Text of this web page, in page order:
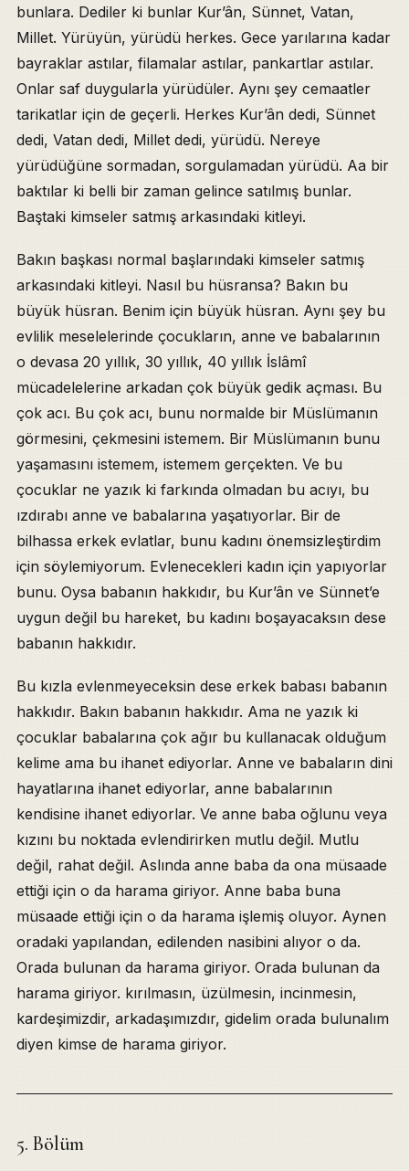
bunlara. Dediler ki bunlar Kur’ân, Sünnet, Vatan,
Millet. Yürüyün, yürüdü herkes. Gece yarılarına kadar
bayraklar astılar, filamalar astılar, pankartlar astılar.
Onlar saf duygularla yürüdüler. Aynı şey cemaatler
tarikatlar için de geçerli. Herkes Kur’ân dedi, Sünnet
dedi, Vatan dedi, Millet dedi, yürüdü. Nereye
yürüdüğüne sormadan, sorgulamadan yürüdü. Aa bir
baktılar ki belli bir zaman gelince satılmış bunlar.
Baştaki kimseler satmış arkasındaki kitleyi.
Bakın başkası normal başlarındaki kimseler satmış
arkasındaki kitleyi. Nasıl bu hüsransa? Bakın bu
büyük hüsran. Benim için büyük hüsran. Aynı şey bu
evlilik meselelerinde çocukların, anne ve babalarının
o devasa 20 yıllık, 30 yıllık, 40 yıllık İslâmî
mücadelelerine arkadan çok büyük gedik açması. Bu
çok acı. Bu çok acı, bunu normalde bir Müslümanın
görmesini, çekmesini istemem. Bir Müslümanın bunu
yaşamasını istemem, istemem gerçekten. Ve bu
çocuklar ne yazık ki farkında olmadan bu acıyı, bu
ızdırabı anne ve babalarına yaşatıyorlar. Bir de
bilhassa erkek evlatlar, bunu kadını önemsizleştirdim
için söylemiyorum. Evlenecekleri kadın için yapıyorlar
bunu. Oysa babanın hakkıdır, bu Kur’ân ve Sünnet’e
uygun değil bu hareket, bu kadını boşayacaksın dese
babanın hakkıdır.
Bu kızla evlenmeyeceksin dese erkek babası babanın
hakkıdır. Bakın babanın hakkıdır. Ama ne yazık ki
çocuklar babalarına çok ağır bu kullanacak olduğum
kelime ama bu ihanet ediyorlar. Anne ve babaların dini
hayatlarına ihanet ediyorlar, anne babalarının
kendisine ihanet ediyorlar. Ve anne baba oğlunu veya
kızını bu noktada evlendirirken mutlu değil. Mutlu
değil, rahat değil. Aslında anne baba da ona müsaade
ettiği için o da harama giriyor. Anne baba buna
müsaade ettiği için o da harama işlemiş oluyor. Aynen
oradaki yapılandan, edilenden nasibini alıyor o da.
Orada bulunan da harama giriyor. Orada bulunan da
harama giriyor. kırılmasın, üzülmesin, incinmesin,
kardeşimizdir, arkadaşımızdır, gidelim orada bulunalım
diyen kimse de harama giriyor.
5. Bölüm